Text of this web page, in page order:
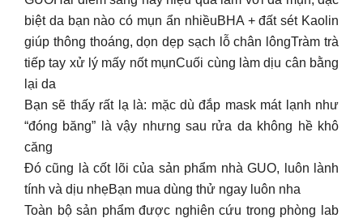
biệt da bạn nào có mụn ẩn nhiềuBHA + đất sét Kaolin
giúp thông thoáng, dọn dẹp sạch lỗ chân lôngTràm trà
tiếp tay xử lý mấy nốt mụnCuối cùng làm dịu cân bằng
lại da
Bạn sẽ thấy rất lạ là: mặc dù đắp mask mát lạnh như
“đóng băng” là vậy nhưng sau rửa da không hề khô
căng
Đó cũng là cốt lõi của sản phẩm nhà GUO, luôn lành
tính và dịu nhẹBạn mua dùng thử ngay luôn nha
Toàn bộ sản phẩm được nghiên cứu trong phòng lab